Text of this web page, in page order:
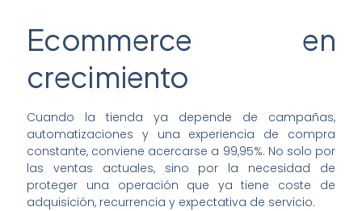
Ecommerce en
crecimiento
Cuando la tienda ya depende de campañas,
automatizaciones y una experiencia de compra
constante, conviene acercarse a 99,95%. No solo por
las ventas actuales, sino por la necesidad de
proteger una operación que ya tiene coste de
adquisición, recurrencia y expectativa de servicio.